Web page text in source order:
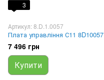
3
Артикул: 8.D.1.0057
Плата управління С11 8D10057
7 496 грн
Купити